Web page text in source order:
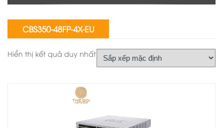
CBS350-48FP-4X-EU
Hiển thị kết quả duy nhất